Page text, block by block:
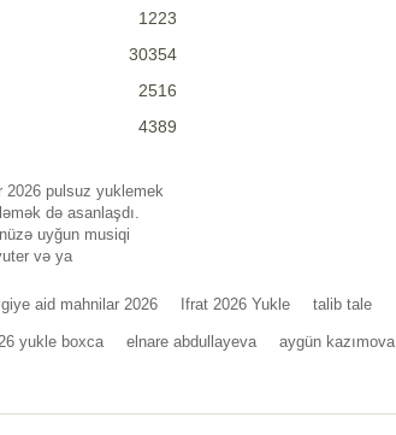
1223
30354
2516
4389
2026 pulsuz yuklemek
də asanlaşdı.
uyğun musiqi
və ya
aid mahnilar 2026 Ifrat 2026 Yukle talib tale
yukle boxca elnare abdullayeva aygün kazımova